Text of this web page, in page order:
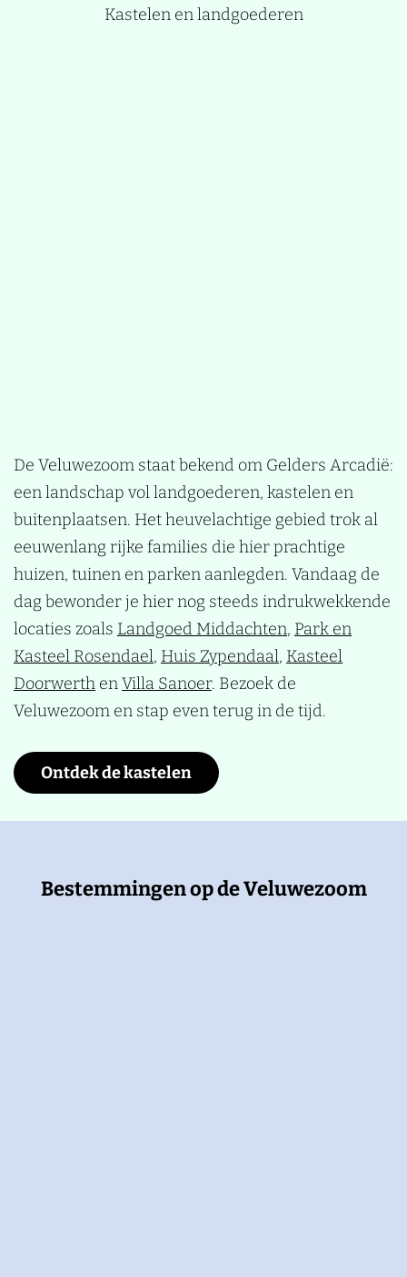
Kastelen en landgoederen
De Veluwezoom staat bekend om Gelders Arcadië:
een landschap vol landgoederen, kastelen en
buitenplaatsen. Het heuvelachtige gebied trok al
eeuwenlang rijke families die hier prachtige
huizen, tuinen en parken aanlegden. Vandaag de
dag bewonder je hier nog steeds indrukwekkende
locaties zoals Landgoed Middachten, Park en
Kasteel Rosendael, Huis Zypendaal, Kasteel
Doorwerth enVilla Sanoer. Bezoek de
Veluwezoom en stap even terug in de tijd.
Ontdek de kastelen
Bestemmingen op de Veluwezoom